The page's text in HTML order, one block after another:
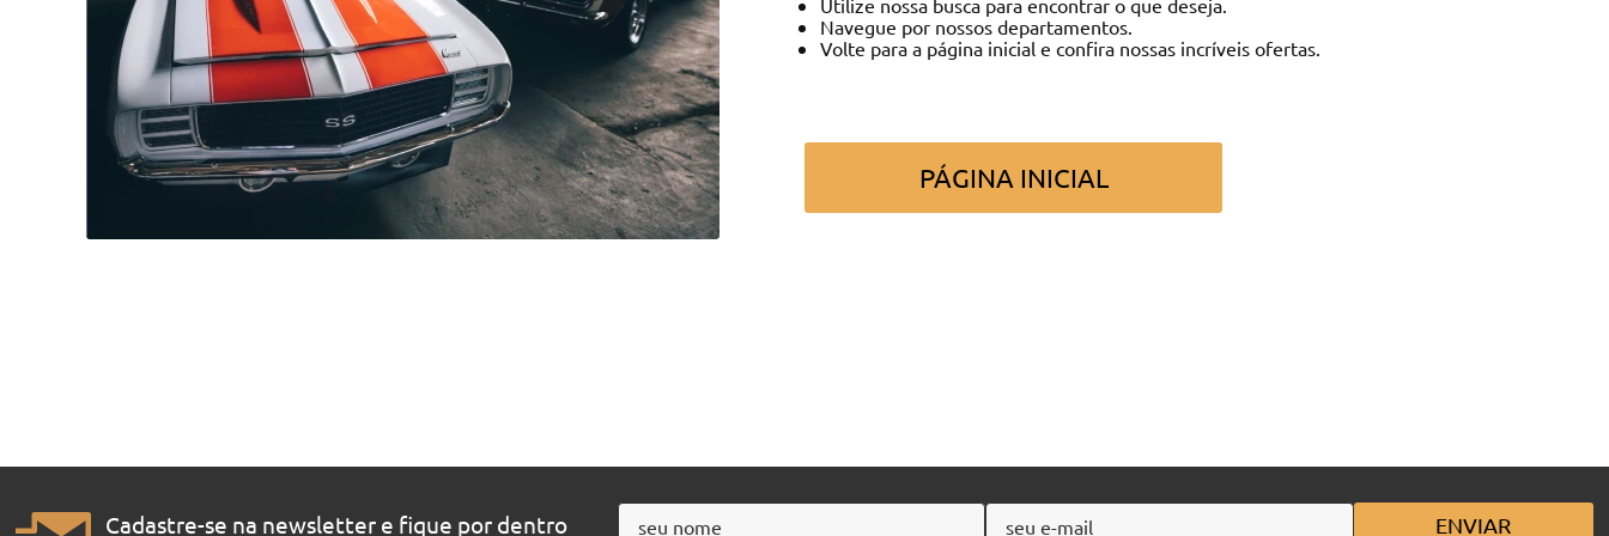
Navegue por nossos departamentos.
Volte para a página inicial e confira nossas incríveis ofertas.
PÁGINA INICIAL
Cadastre-se na newsletter e fique por dentro ENVIAR